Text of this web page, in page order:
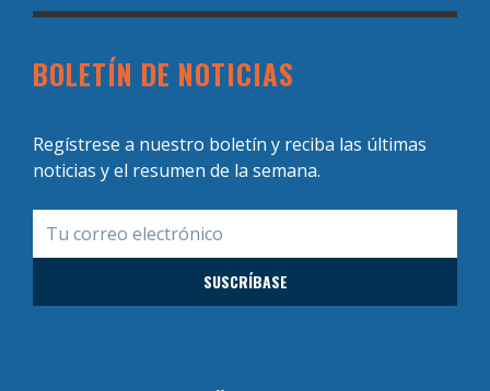
BOLETÍN DE NOTICIAS
Regístrese a nuestro boletín y reciba las últimas
noticias y el resumen de la semana.